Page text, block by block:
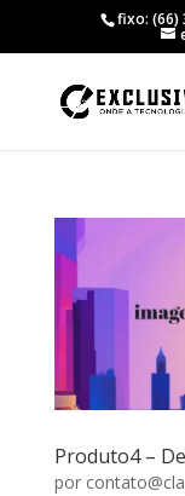
fixo: (66)
Produto4 –
por